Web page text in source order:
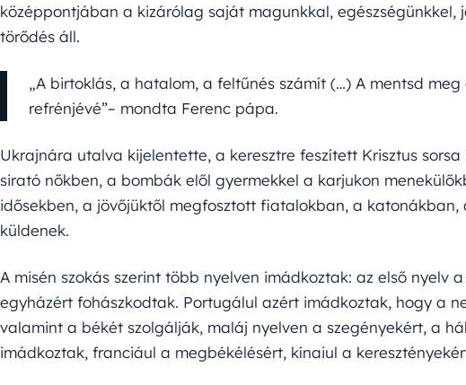
középpontjában a kizárólag saját magunkkal, egészségünkkel,
törődés áll.
„A birtoklás, a hatalom, a feltűnés számít (…) A mentsd
refrénjévé”– mondta Ferenc pápa.
Ukrajnára utalva kijelentette, a keresztre feszített Krisztus
sirató nőkben, a bombák elől gyermekkel a karjukon
idősekben, a jövőjüktől megfosztott fiatalokban, a katonákban,
küldenek.
A misén szokás szerint több nyelven imádkoztak: az első nyelv
egyházért fohászkodtak. Portugálul azért imádkoztak, hogy a
valamint a békét szolgálják, maláj nyelven a szegényekért, a
imádkoztak, franciául a megbékélésért, kínaiul a